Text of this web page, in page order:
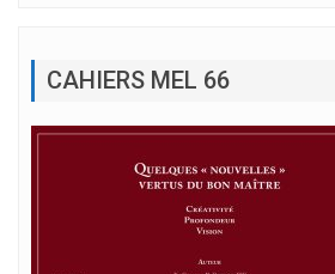
CAHIERS MEL 66